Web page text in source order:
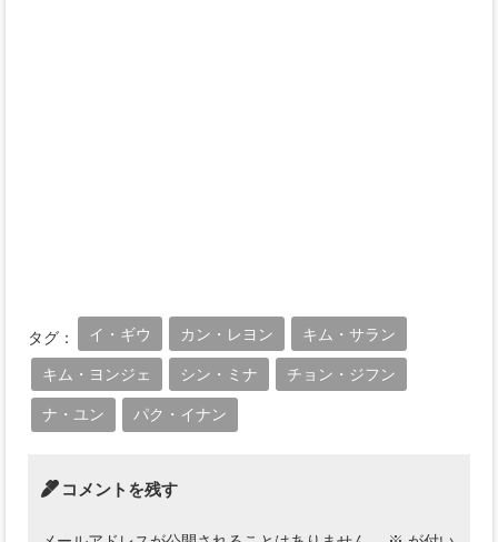
タグ： イ・ギウ カン・レヨン キム・サラン
キム・ヨンジェ シン・ミナ チョン・ジフン
ナ・ユン パク・イナン
コメントを残す